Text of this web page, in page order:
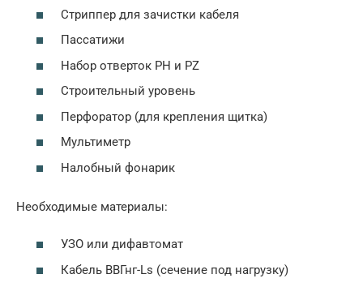
Стриппер для зачистки кабеля
Пассатижи
Набор отверток PH и PZ
Строительный уровень
Перфоратор (для крепления щитка)
Мультиметр
Налобный фонарик
Необходимые материалы:
УЗО или дифавтомат
Кабель ВВГнг-Ls (сечение под нагрузку)